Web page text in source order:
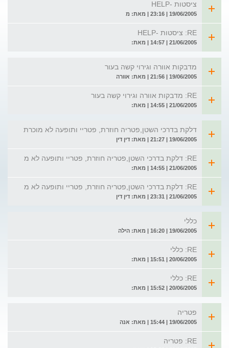
ציסטות -HELP
19/06/2005 | 23:16 | מאת: מ
RE: ציסטות -HELP
21/06/2005 | 14:57 | מאת:
מדבקות אוורה וגירוי קשה בעור
19/06/2005 | 21:56 | מאת: אוורה
RE: מדבקות אוורה וגירוי קשה בעור
21/06/2005 | 14:55 | מאת:
דלקת בדרכי השטן,פטריה חוזרת, פטריי ותופעה לא מוכרת
19/06/2005 | 21:27 | מאת: דין דין
RE: דלקת בדרכי השטן,פטריה חוזרת, פטריי ותופעה לא מ
21/06/2005 | 14:55 | מאת:
RE: דלקת בדרכי השטן,פטריה חוזרת, פטריי ותופעה לא מ
21/06/2005 | 23:31 | מאת: דין דין
כללי
19/06/2005 | 16:20 | מאת: הילה
RE: כללי
20/06/2005 | 15:51 | מאת:
RE: כללי
20/06/2005 | 15:52 | מאת:
פטריה
19/06/2005 | 15:44 | מאת: אנה
RE: פטריה